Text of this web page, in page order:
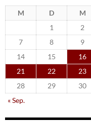
M D M
1
2
7
8 9
14
15 16
21
22 23
28
29 30
« Sep.